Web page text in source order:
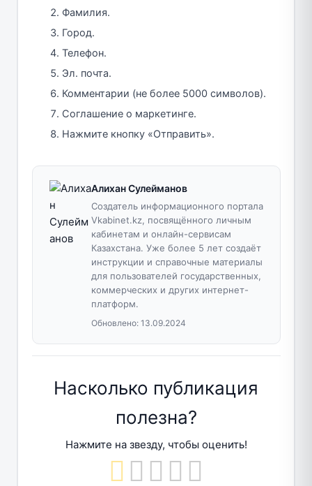
Фамилия.
Город.
Телефон.
Эл. почта.
Комментарии (не более 5000 символов).
Соглашение о маркетинге.
Нажмите кнопку «Отправить».
Алихан Сулейманов
Создатель информационного портала
Vkabinet.kz, посвящённого личным
кабинетам и онлайн-сервисам
Казахстана. Уже более 5 лет создаёт
инструкции и справочные материалы
для пользователей государственных,
коммерческих и других интернет-
платформ.
Обновлено: 13.09.2024
Насколько публикация
полезна?
Нажмите на звезду, чтобы оценить!